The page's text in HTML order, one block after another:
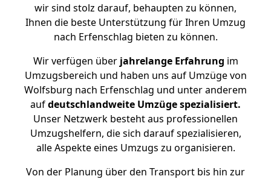
wir sind stolz darauf, behaupten zu können,
Ihnen die beste Unterstützung für Ihren Umzug
nach Erfenschlag bieten zu können.
Wir verfügen überjahrelange Erfahrung im
Umzugsbereich und haben uns auf Umzüge von
Wolfsburg nach Erfenschlag und unter anderem
aufdeutschlandweite Umzüge spezialisiert.
Unser Netzwerk besteht aus professionellen
Umzugshelfern, die sich darauf spezialisieren,
alle Aspekte eines Umzugs zu organisieren.
Von der Planung über den Transport bis hin zur